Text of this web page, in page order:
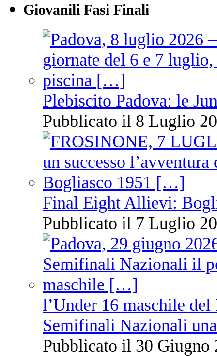
Giovanili Fasi Finali
Plebiscito Padova: le
Pubblicato il 8 Luglio
Final Eight Allievi:
Pubblicato il 7 Luglio
l’Under 16 maschile
Semifinali Nazionali
Pubblicato il 30 Giugno